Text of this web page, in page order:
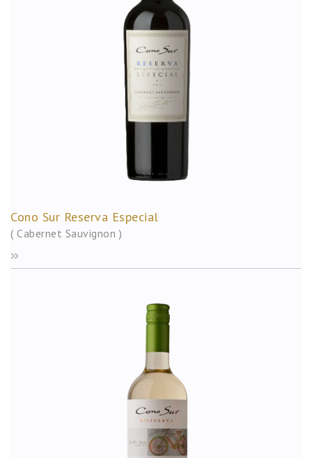
Cono Sur Reserva Especial
( Cabernet Sauvignon )